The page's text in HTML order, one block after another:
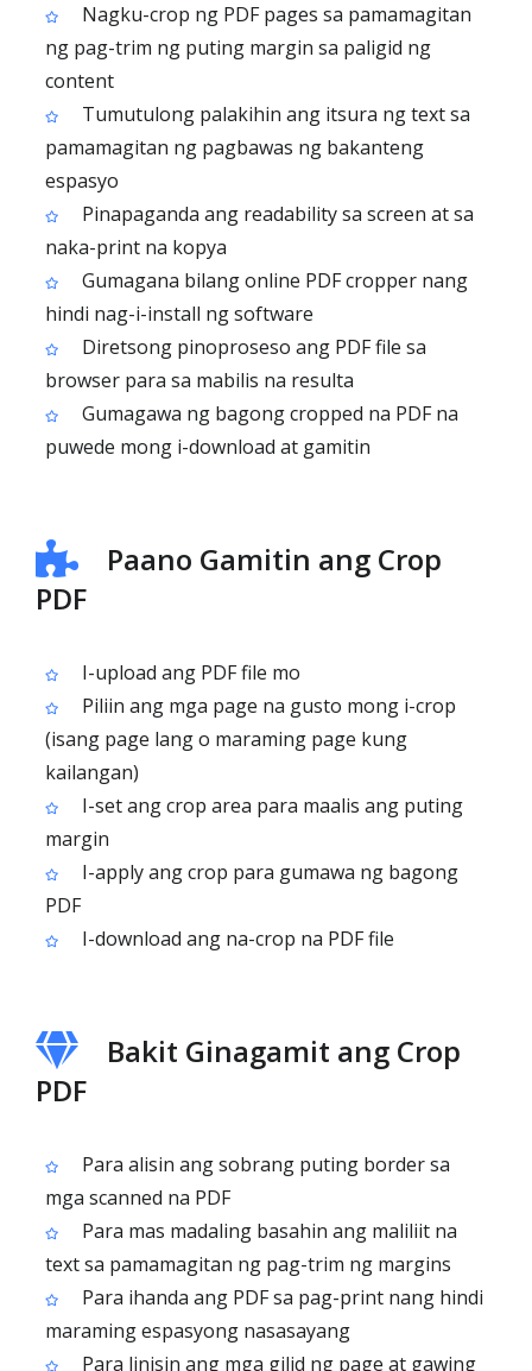
Nagku-crop ng PDF pages sa pamamagitan
ng pag-trim ng puting margin sa paligid ng
content
Tumutulong palakihin ang itsura ng text sa
pamamagitan ng pagbawas ng bakanteng
espasyo
Pinapaganda ang readability sa screen at sa
naka-print na kopya
Gumagana bilang online PDF cropper nang
hindi nag-i-install ng software
Diretsong pinoproseso ang PDF file sa
browser para sa mabilis na resulta
Gumagawa ng bagong cropped na PDF na
puwede mong i-download at gamitin
Paano Gamitin ang Crop
PDF
I-upload ang PDF file mo
Piliin ang mga page na gusto mong i-crop
(isang page lang o maraming page kung
kailangan)
I-set ang crop area para maalis ang puting
margin
I-apply ang crop para gumawa ng bagong
PDF
I-download ang na-crop na PDF file
Bakit Ginagamit ang Crop
PDF
Para alisin ang sobrang puting border sa
mga scanned na PDF
Para mas madaling basahin ang maliliit na
text sa pamamagitan ng pag-trim ng margins
Para ihanda ang PDF sa pag-print nang hindi
maraming espasyong nasasayang
Para linisin ang mga gilid ng page at gawing